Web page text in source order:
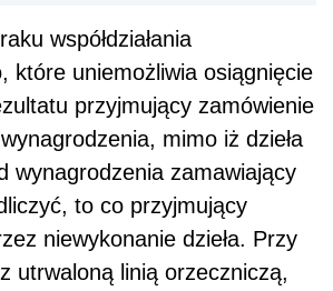
współdziałania
które uniemożliwia osiągnięcie
przyjmujący zamówienie
mimo iż dzieła
wynagrodzenia zamawiający
to co przyjmujący
niewykonanie dzieła. Przy
utrwaloną linią orzeczniczą,